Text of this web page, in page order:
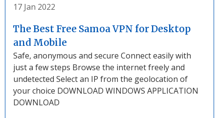
17 Jan 2022
The Best Free Samoa VPN for Desktop
and Mobile
Safe, anonymous and secure Connect easily with
just a few steps Browse the internet freely and
undetected Select an IP from the geolocation of
your choice DOWNLOAD WINDOWS APPLICATION
DOWNLOAD